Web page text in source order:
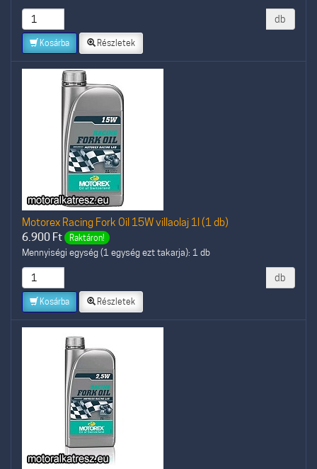
db
Kosárba Részletek
Motorex Racing Fork Oil 15W villaolaj 1l (1 db)
6.900 Ft Raktáron!
Mennyiségi egység (1 egység ezt takarja): 1 db
db
Kosárba Részletek